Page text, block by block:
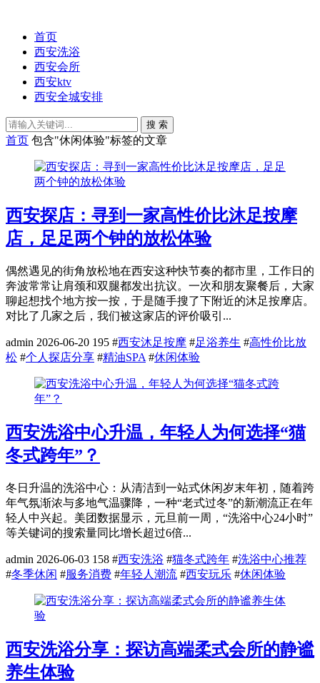
首页
西安洗浴
西安会所
西安ktv
西安全城安排
搜 索
首页 包含"休闲体验"标签的文章
西安探店：寻到一家高性价比沐足按摩
店，足足两个钟的放松体验
偶然遇见的街角放松地在西安这种快节奏的都市里，工作日的
奔波常常让肩颈和双腿都发出抗议。一次和朋友聚餐后，大家
聊起想找个地方按一按，于是随手搜了下附近的沐足按摩店。
对比了几家之后，我们被这家店的评价吸引...
admin 2026-06-20 195 #西安沐足按摩 #足浴养生 #高性价比放
松 #个人探店分享 #精油SPA #休闲体验
西安洗浴中心升温，年轻人为何选择“猫
冬式跨年”？
冬日升温的洗浴中心：从清洁到一站式休闲岁末年初，随着跨
年气氛渐浓与多地气温骤降，一种“老式过冬”的新潮流正在年
轻人中兴起。美团数据显示，元旦前一周，“洗浴中心24小时”
等关键词的搜索量同比增长超过6倍...
admin 2026-06-03 158 #西安洗浴 #猫冬式跨年 #洗浴中心推荐
#冬季休闲 #服务消费 #年轻人潮流 #西安玩乐 #休闲体验
西安洗浴分享：探访高端柔式会所的静谧
养生体验